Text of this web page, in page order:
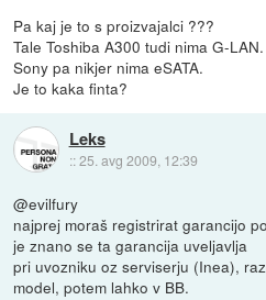
Pa kaj je to s proizvajalci ???
Tale Toshiba A300 tudi nima G-LAN.
Sony pa nikjer nima eSATA.
Je to kaka finta?
Leks
::25. avg 2009, 12:39
@evilfury
najprej moraš registrirat garancijo
je znano se ta garancija uveljavlja
pri uvozniku oz serviserju (Inea),
model, potem lahko v BB.